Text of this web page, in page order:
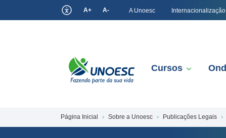
A+ A- A Unoesc Internacionalização
Cursos
Página Inicial Sobre a Unoesc Publicações Legais